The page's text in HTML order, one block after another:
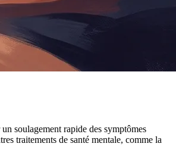
soulagement rapide des symptômes
traitements de santé mentale, comme la